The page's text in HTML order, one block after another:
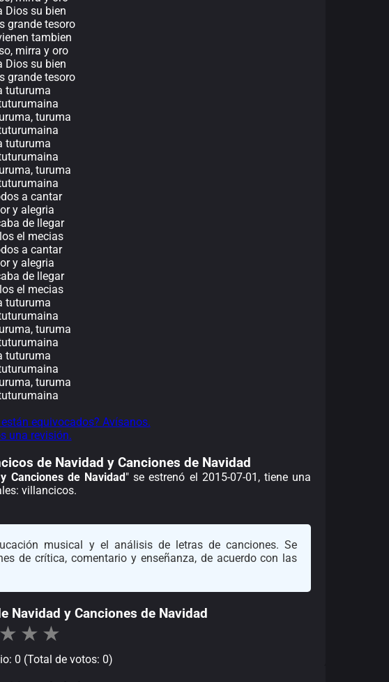
Dios su bien
grande tesoro
tambien
mirra y oro
Dios su bien
grande tesoro
tuturuma
turuma
tuturuma
turuma
a cantar
y alegria
de llegar
el mecias
a cantar
y alegria
de llegar
el mecias
tuturuma
turuma
tuturuma
turuma
equivocados? Avísanos.
una revisión.
de Navidad y Canciones de Navidad
Canciones de Navidad" se estrenó el 2015-07-01, tiene una
villancicos.
musical y el análisis de letras de canciones. Se
de crítica, comentario y enseñanza, de acuerdo con las
Navidad y Canciones de Navidad
★ ★ ★
0 (Total de votos: 0)